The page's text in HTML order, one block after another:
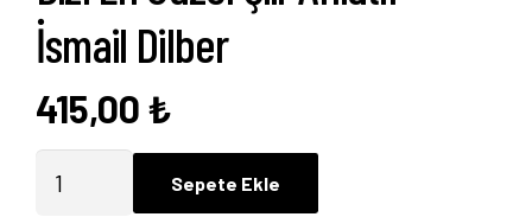
İsmail Dilber
415,00 ₺
En
Sepete Ekle